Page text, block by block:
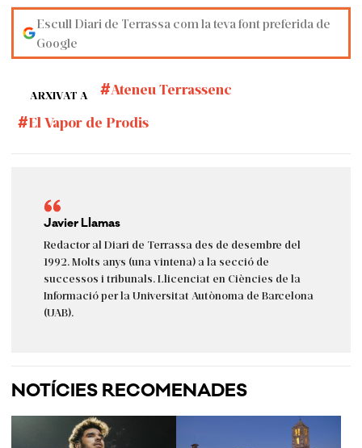
Escull Diari de Terrassa com la teva font preferida de
Google
ARXIVAT A
Ateneu Terrassenc
El Vapor de Prodis
Javier Llamas
Redactor al Diari de Terrassa des de desembre del
1992. Molts anys (una vintena) a la secció de
successos i tribunals. Llicenciat en Ciències de la
Informació per la Universitat Autònoma de Barcelona
(UAB).
NOTÍCIES RECOMENADES